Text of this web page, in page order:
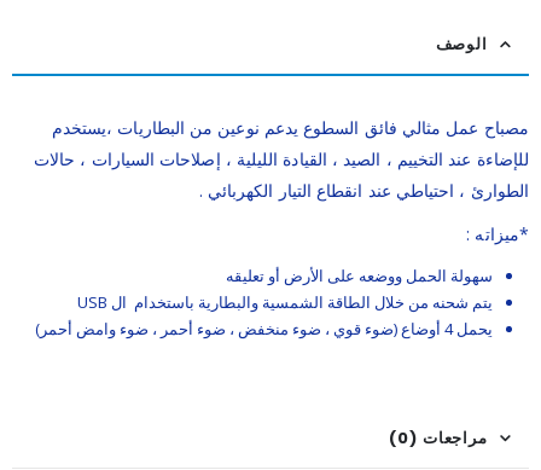
الوصف
مصباح عمل مثالي فائق السطوع يدعم نوعين من البطاريات ،يستخدم
للإضاءة عند التخييم ، الصيد ، القيادة الليلية ، إصلاحات السيارات ، حالات
الطوارئ ، احتياطي عند انقطاع التيار الكهربائي .
*ميزاته :
سهولة الحمل ووضعه على الأرض أو تعليقه
يتم شحنه من خلال الطاقة الشمسية والبطارية باستخدام ال USB
يحمل 4 أوضاع (ضوء قوي ، ضوء منخفض ، ضوء أحمر ، ضوء وامض أحمر)
مراجعات (0)